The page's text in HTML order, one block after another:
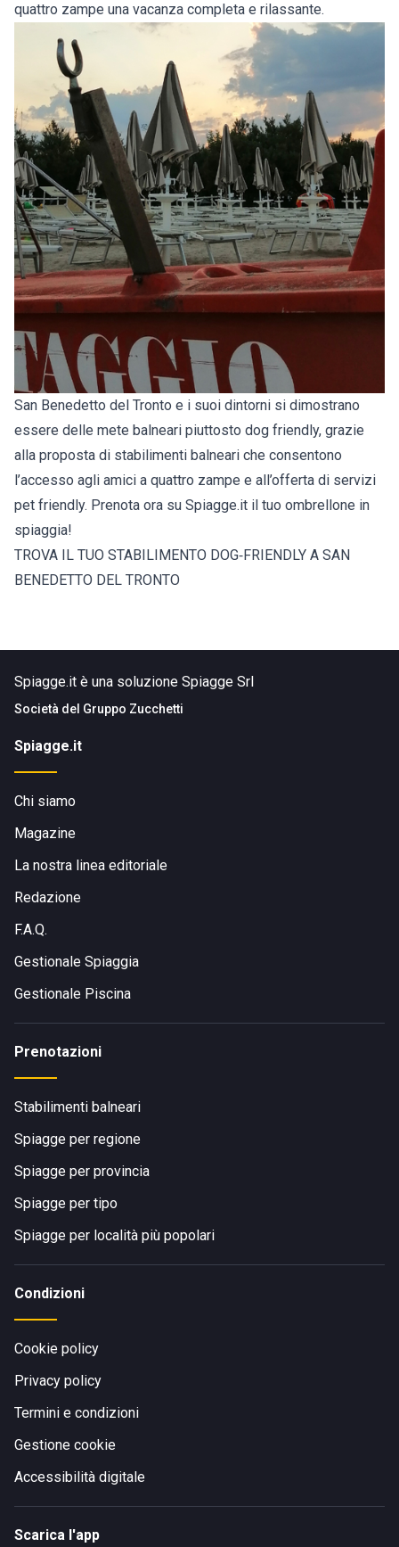
quattro zampe una vacanza completa e rilassante.
San Benedetto del Tronto e i suoi dintorni si dimostrano
essere delle mete balneari piuttosto dog friendly, grazie
alla proposta di stabilimenti balneari che consentono
l’accesso agli amici a quattro zampe e all’offerta di servizi
pet friendly. Prenota ora su Spiagge.it il tuo ombrellone in
spiaggia!
TROVA IL TUO STABILIMENTO DOG‑FRIENDLY A SAN
BENEDETTO DEL TRONTO
Spiagge.it è una soluzione Spiagge Srl
Società del Gruppo Zucchetti
Spiagge.it
Chi siamo
Magazine
La nostra linea editoriale
Redazione
F.A.Q.
Gestionale Spiaggia
Gestionale Piscina
Prenotazioni
Stabilimenti balneari
Spiagge per regione
Spiagge per provincia
Spiagge per tipo
Spiagge per località più popolari
Condizioni
Cookie policy
Privacy policy
Termini e condizioni
Gestione cookie
Accessibilità digitale
Scarica l'app